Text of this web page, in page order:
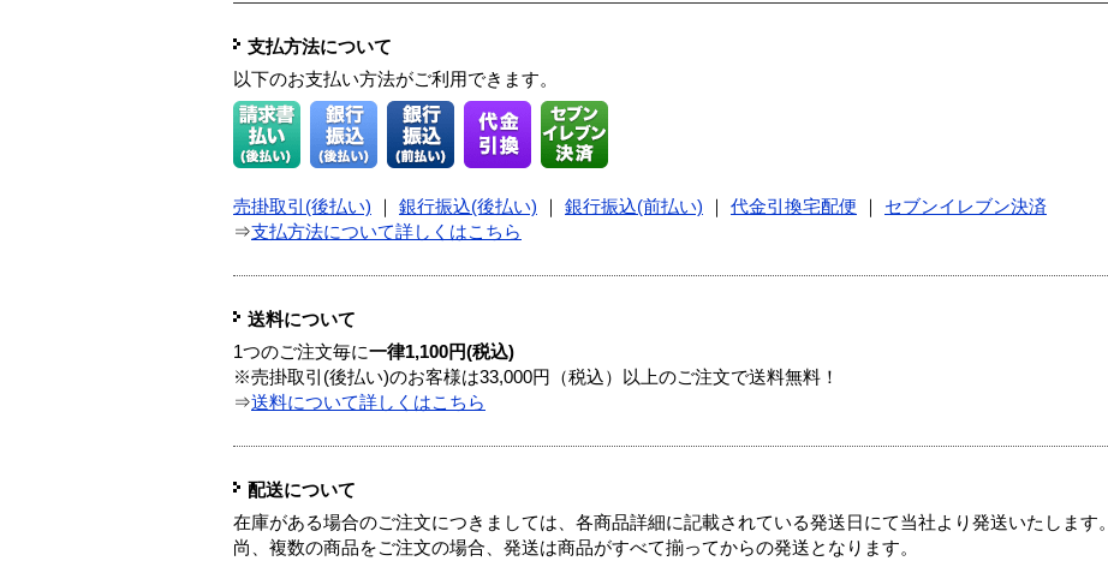
支払方法について
以下のお支払い方法がご利用できます。
売掛取引(後払い) 銀行振込(後払い) 銀行振込(前払い) 代金引換宅配便
セブンイレブン決済
⇒支払方法について詳しくはこちら
送料について
1つのご注文毎に一律1,100円(税込)
※売掛取引(後払い)のお客様は33,000円（税込）以上のご注文で送料無料！
⇒送料について詳しくはこちら
配送について
在庫がある場合のご注文につきましては、各商品詳細に記載されている発送日にて当社より発送いたします。
尚、複数の商品をご注文の場合、発送は商品がすべて揃ってからの発送となります。